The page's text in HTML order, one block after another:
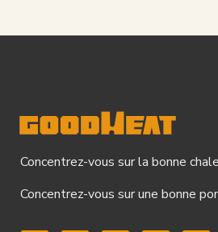
Concentrez-vous sur la bonne
Concentrez-vous sur une bonne